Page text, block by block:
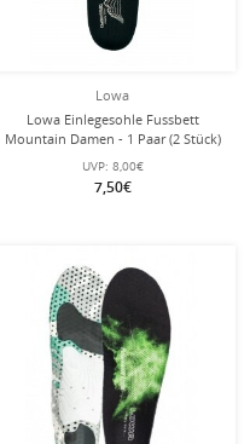
Lowa
Lowa Einlegesohle Fussbett
Mountain Damen - 1 Paar (2 Stück)
UVP: 8,00€
7,50€